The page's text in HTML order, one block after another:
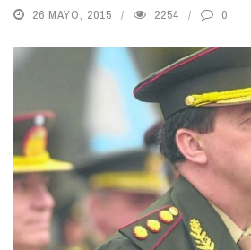
26 MAYO, 2015 2254 0